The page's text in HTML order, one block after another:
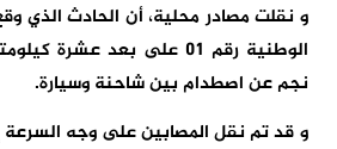
و نقلت مصادر محلية، أن الحادث الذي
الوطنية رقم 01 على بعد
نجم عن اصطدام بين شاحنة وسيارة.
و قد تم نقل المصابين على وجه